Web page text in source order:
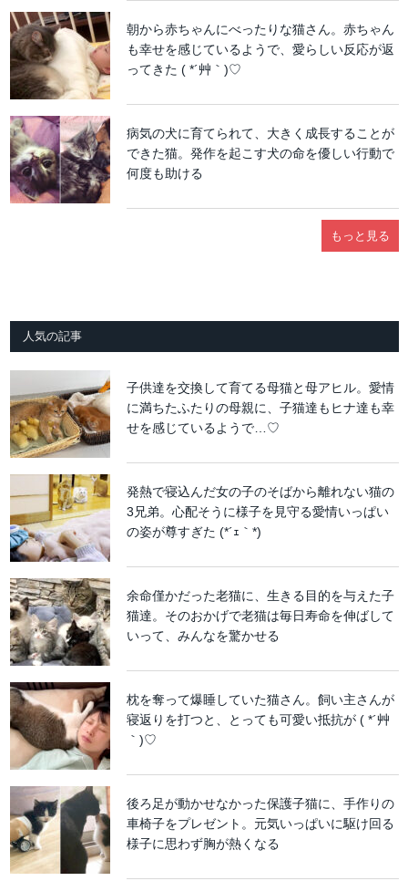
朝から赤ちゃんにべったりな猫さん。赤ちゃん
も幸せを感じているようで、愛らしい反応が返
ってきた ( *´艸｀)♡
病気の犬に育てられて、大きく成長することが
できた猫。発作を起こす犬の命を優しい行動で
何度も助ける
もっと見る
人気の記事
子供達を交換して育てる母猫と母アヒル。愛情
に満ちたふたりの母親に、子猫達もヒナ達も幸
せを感じているようで…♡
発熱で寝込んだ女の子のそばから離れない猫の
3兄弟。心配そうに様子を見守る愛情いっぱい
の姿が尊すぎた (*´ｪ｀*)
余命僅かだった老猫に、生きる目的を与えた子
猫達。そのおかげで老猫は毎日寿命を伸ばして
いって、みんなを驚かせる
枕を奪って爆睡していた猫さん。飼い主さんが
寝返りを打つと、とっても可愛い抵抗が ( *´艸
｀)♡
後ろ足が動かせなかった保護子猫に、手作りの
車椅子をプレゼント。元気いっぱいに駆け回る
様子に思わず胸が熱くなる